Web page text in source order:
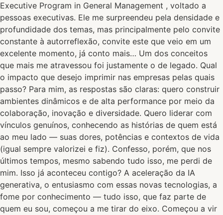
Executive Program in General Management , voltado a
pessoas executivas. Ele me surpreendeu pela densidade e
profundidade dos temas, mas principalmente pelo convite
constante à autorreflexão, convite este que veio em um
excelente momento, já conto mais… Um dos conceitos
que mais me atravessou foi justamente o de legado. Qual
o impacto que desejo imprimir nas empresas pelas quais
passo? Para mim, as respostas são claras: quero construir
ambientes dinâmicos e de alta performance por meio da
colaboração, inovação e diversidade. Quero liderar com
vínculos genuínos, conhecendo as histórias de quem está
ao meu lado — suas dores, potências e contextos de vida
(igual sempre valorizei e fiz). Confesso, porém, que nos
últimos tempos, mesmo sabendo tudo isso, me perdi de
mim. Isso já aconteceu contigo? A aceleração da IA
generativa, o entusiasmo com essas novas tecnologias, a
fome por conhecimento — tudo isso, que faz parte de
quem eu sou, começou a me tirar do eixo. Começou a vir